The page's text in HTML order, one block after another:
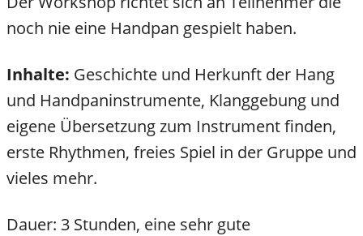
noch nie eine Handpan gespielt haben.
Inhalte: Geschichte und Herkunft der Hang
und Handpaninstrumente, Klanggebung und
eigene Übersetzung zum Instrument finden,
erste Rhythmen, freies Spiel in der Gruppe und
vieles mehr.
Dauer: 3 Stunden, eine sehr gute